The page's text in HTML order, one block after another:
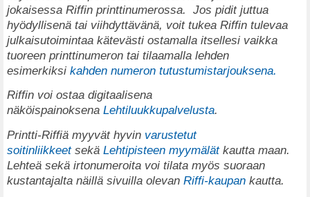
jokaisessa Riffin printtinumerossa. Jos pidit juttua
hyödyllisenä tai viihdyttävänä, voit tukea Riffin tulevaa
julkaisutoimintaa kätevästi ostamalla itsellesi vaikka
tuoreen printtinumeron tai tilaamalla lehden
esimerkiksi kahden numeron tutustumistarjouksena.
Riffin voi ostaa digitaalisena
näköispainoksena Lehtiluukkupalvelusta.
Printti-Riffiä myyvät hyvin varustetut
soitinliikkeet sekä Lehtipisteen myymälätkautta maan.
Lehteä sekä irtonumeroita voi tilata myös suoraan
kustantajalta näillä sivuilla olevan Riffi-kaupan kautta.